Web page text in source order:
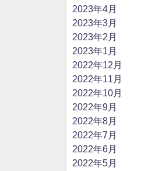
2023年4月
2023年3月
2023年2月
2023年1月
2022年12月
2022年11月
2022年10月
2022年9月
2022年8月
2022年7月
2022年6月
2022年5月